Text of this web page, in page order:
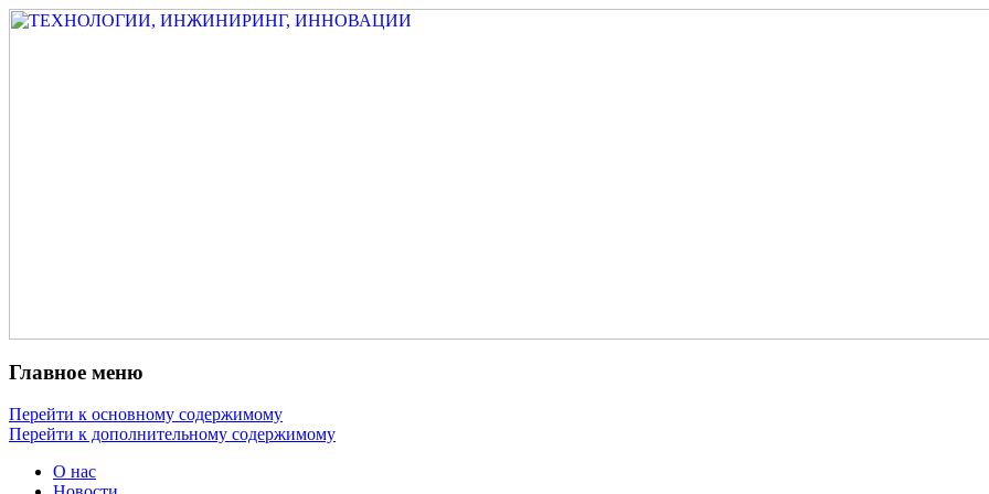
Главное меню
Перейти к основному содержимому
Перейти к дополнительному содержимому
О нас